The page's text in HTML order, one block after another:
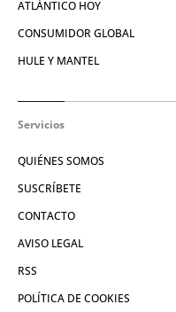
ATLÁNTICO HOY
CONSUMIDOR GLOBAL
HULE Y MANTEL
Servicios
QUIÉNES SOMOS
SUSCRÍBETE
CONTACTO
AVISO LEGAL
RSS
POLÍTICA DE COOKIES